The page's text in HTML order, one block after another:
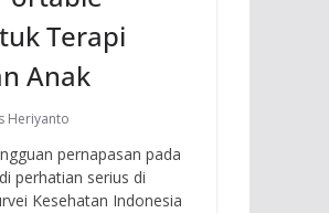
Terapi
Anak
Heriyanto
pernapasan pada
perhatian serius di
Kesehatan Indonesia